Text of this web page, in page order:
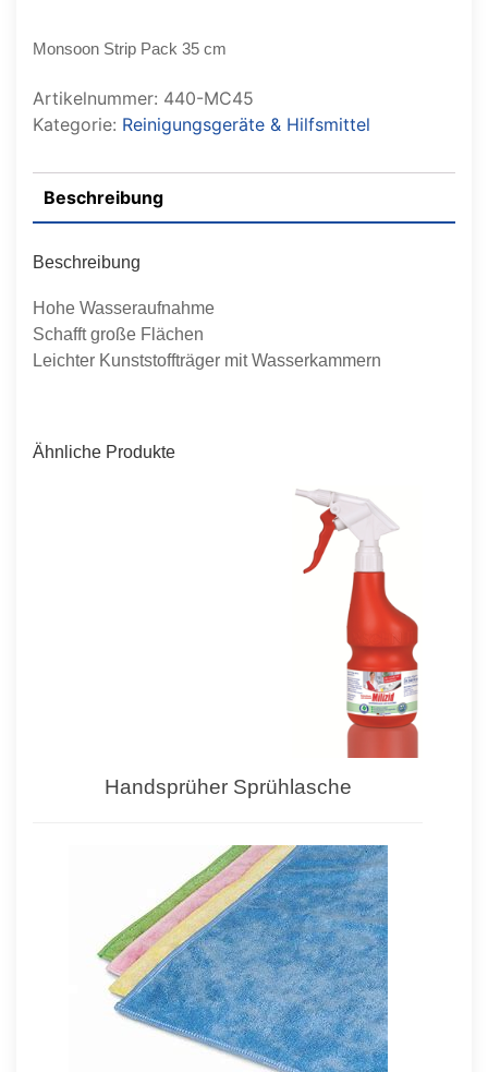
Monsoon Strip Pack 35 cm
Artikelnummer: 440-MC45
Kategorie: Reinigungsgeräte & Hilfsmittel
Beschreibung
Beschreibung
Hohe Wasseraufnahme
Schafft große Flächen
Leichter Kunststoffträger mit Wasserkammern
Ähnliche Produkte
Handsprüher Sprühlasche